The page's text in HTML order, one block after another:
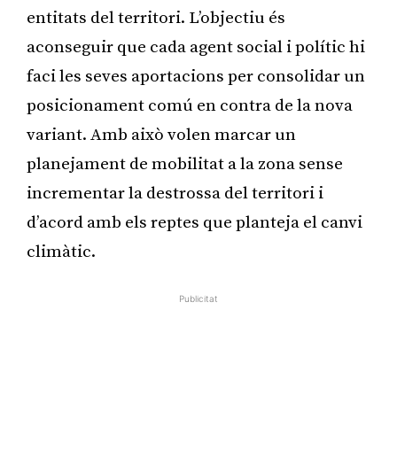
entitats del territori. L’objectiu és
aconseguir que cada agent social i polític hi
faci les seves aportacions per consolidar un
posicionament comú en contra de la nova
variant. Amb això volen marcar un
planejament de mobilitat a la zona sense
incrementar la destrossa del territori i
d’acord amb els reptes que planteja el canvi
climàtic.
Publicitat